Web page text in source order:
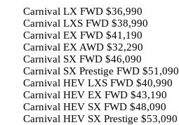
Carnival LX FWD $36,990
Carnival LXS FWD $38,990
Carnival EX FWD $41,190
Carnival EX AWD $32,290
Carnival SX FWD $46,090
Carnival SX Prestige FWD $51,090
Carnival HEV LXS FWD $40,990
Carnival HEV EX FWD $43,190
Carnival HEV SX FWD $48,090
Carnival HEV SX Prestige $53,090